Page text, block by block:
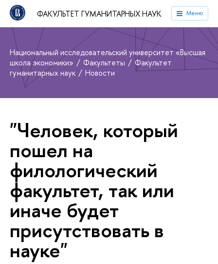
ФАКУЛЬТЕТ ГУМАНИТАРНЫХ НАУК Меню
Национальный исследовательский университет «Высшая
школа экономики»
Факультеты
Факультет
гуманитарных наук
Новости
"Человек, который
пошел на
филологический
факультет, так или
иначе будет
присутствовать в
науке"